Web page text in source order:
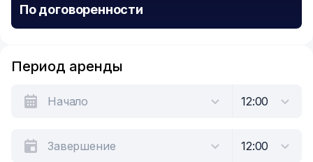
По договоренности
Период аренды